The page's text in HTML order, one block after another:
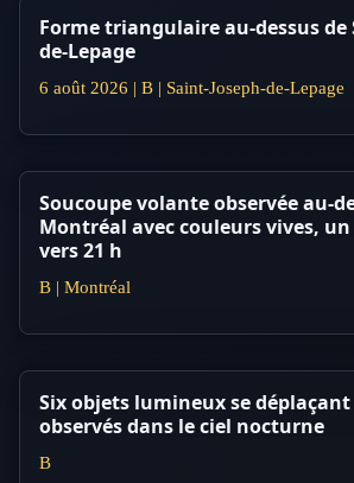
Forme triangulaire au-dessus de
de-Lepage
6 août 2026 | B | Saint-Joseph-de-Lepage
Soucoupe volante observée au-
Montréal avec couleurs vives,
vers 21 h
B | Montréal
Six objets lumineux se
observés dans le ciel nocturne
B